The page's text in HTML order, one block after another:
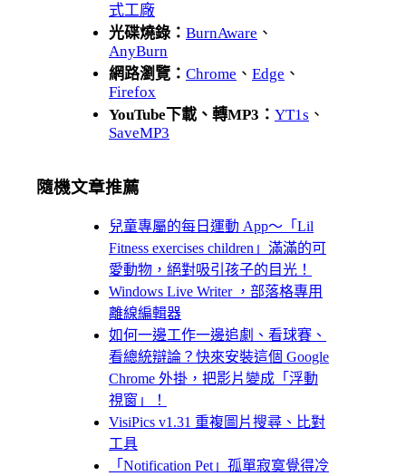
式工廠
光碟燒錄： BurnAware 、
AnyBurn
網路瀏覽： Chrome 、 Edge 、
Firefox
YouTube下載、轉MP3： YT1s 、
SaveMP3
隨機文章推薦
兒童專屬的每日運動 App～「Lil
Fitness exercises children」滿滿的可
愛動物，絕對吸引孩子的目光！
Windows Live Writer ，部落格專用
離線編輯器
如何一邊工作一邊追劇、看球賽、
看總統辯論？快來安裝這個 Google
Chrome 外掛，把影片變成「浮動
視窗」！
VisiPics v1.31 重複圖片搜尋、比對
工具
「Notification Pet」孤單寂寞覺得冷